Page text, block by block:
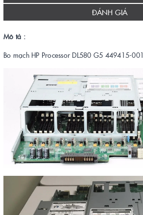
ĐÁNH GIÁ
Mô tả :
Bo mạch HP Processor DL580 G5 449415-001